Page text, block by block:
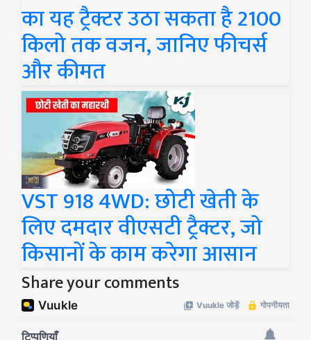
का यह ट्रैक्टर उठा सकता है 2100
किलो तक वजन, जानिए फीचर्स
और कीमत
VST 918 4WD: छोटी खेती के
लिए दमदार वीएसटी ट्रैक्टर, जो
किसानों के काम करेगा आसान
Share your comments